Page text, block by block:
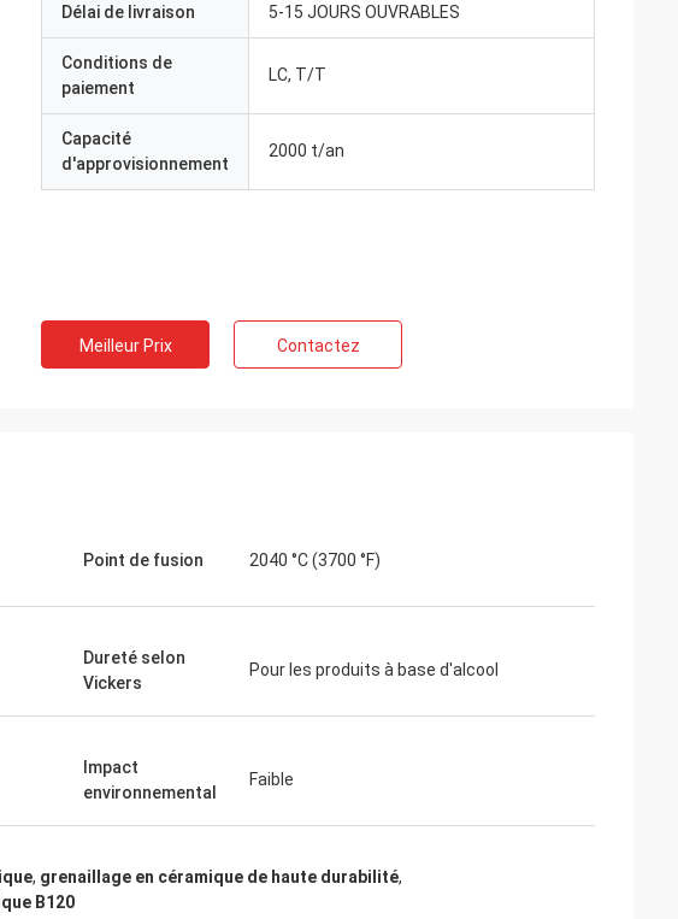
Délai de livraison 5-15 JOURS OUVRABLES
Conditions de
paiement
LC, T/T
Capacité
d'approvisionnement
2000 t/an
Meilleur Prix Contactez
Point de fusion 2040 °C (3700 °F)
Dureté selon
Vickers
Pour les produits à base d'alcool
Impact
environnemental
Faible
, grenaillage en céramique de haute durabilité,
B120